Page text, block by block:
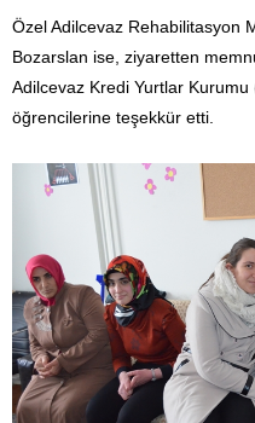
Özel Adilcevaz Rehabilitasyon
Bozarslan ise, ziyaretten
Adilcevaz Kredi Yurtlar
öğrencilerine teşekkür etti.